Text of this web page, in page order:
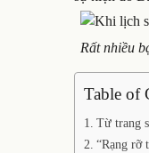
Rất nhiều
Table of
Từ trang
“Rạng rỡ